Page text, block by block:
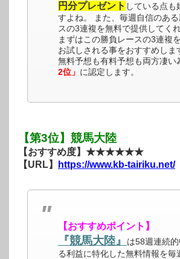
円分プレゼント している点も
すよね。 また、毎週自信のあ
スの3連複を無料で提供してく
まずはこの勝負レースの3連複
お試しされる事をおすすめしま
無料予想も有料予想も両方凄い
2位」 に認定します。
【第3位】競馬大陸
【おすすめ度】★★★★★★
【URL】
https://www.kb-tairiku.net/
【おすすめポイント】
『競馬大陸』
は58週連続
る利益に特化した無料情報を毎